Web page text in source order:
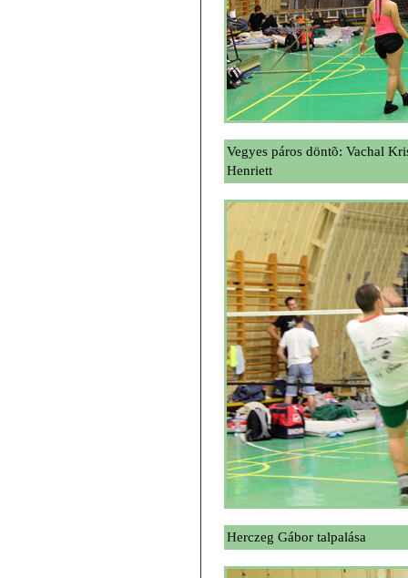
Vegyes páros döntõ: Vachal
Henriett
Herczeg Gábor talpalása